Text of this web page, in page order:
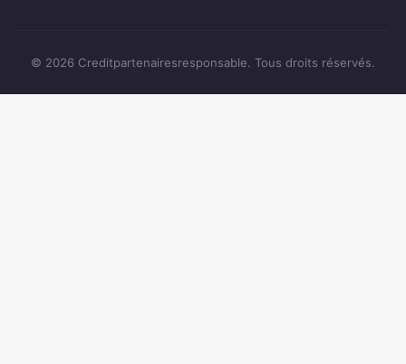
© 2026 Creditpartenairesresponsable. Tous droits réservés.